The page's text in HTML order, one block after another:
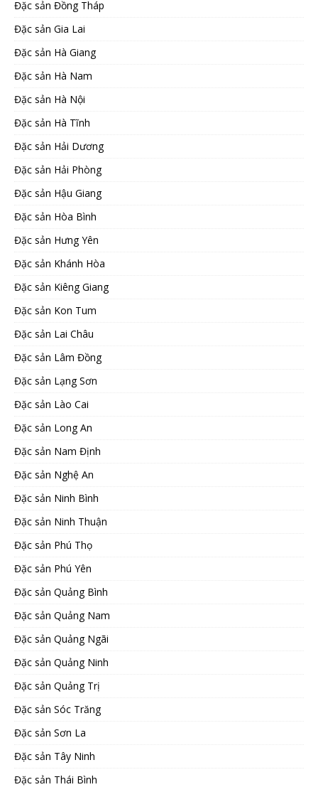
Đặc sản Đồng Tháp
Đặc sản Gia Lai
Đặc sản Hà Giang
Đặc sản Hà Nam
Đặc sản Hà Nội
Đặc sản Hà Tĩnh
Đặc sản Hải Dương
Đặc sản Hải Phòng
Đặc sản Hậu Giang
Đặc sản Hòa Bình
Đặc sản Hưng Yên
Đặc sản Khánh Hòa
Đặc sản Kiêng Giang
Đặc sản Kon Tum
Đặc sản Lai Châu
Đặc sản Lâm Đồng
Đặc sản Lạng Sơn
Đặc sản Lào Cai
Đặc sản Long An
Đặc sản Nam Định
Đặc sản Nghệ An
Đặc sản Ninh Bình
Đặc sản Ninh Thuận
Đặc sản Phú Thọ
Đặc sản Phú Yên
Đặc sản Quảng Bình
Đặc sản Quảng Nam
Đặc sản Quảng Ngãi
Đặc sản Quảng Ninh
Đặc sản Quảng Trị
Đặc sản Sóc Trăng
Đặc sản Sơn La
Đặc sản Tây Ninh
Đặc sản Thái Bình